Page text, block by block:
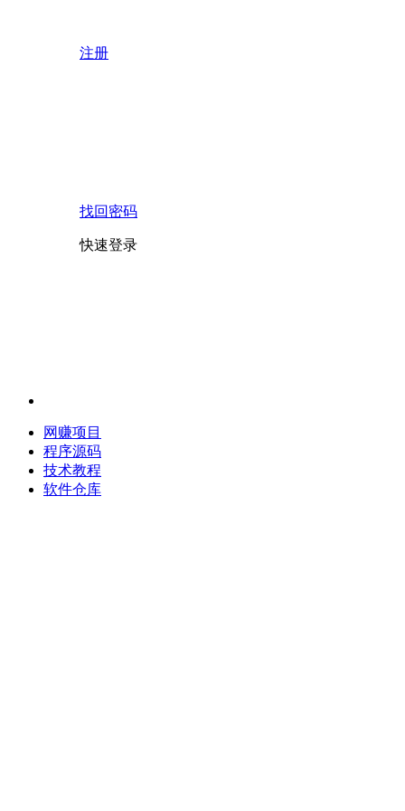
注册
找回密码
快速登录
网赚项目
程序源码
技术教程
软件仓库